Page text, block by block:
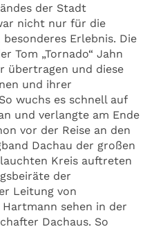
der Stadt
nicht nur für die
Erlebnis. Die
Tom „Tornado“ Jahn
übertragen und diese
und ihrer
wuchs es schnell auf
und verlangte am Ende
vor der Reise an den
Dachau der großen
Kreis auftreten
der
Leitung von
sehen in der
Dachaus. So